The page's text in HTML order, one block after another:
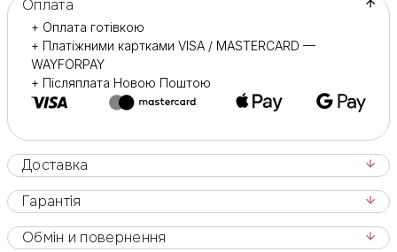
Галузь застосування :
Призначені для професійного використання.
Також для домашніх манікюрно-підкорених процедур.
Оплата
+ Оплата готівкою
+ Платіжними картками VISA / MASTERCARD —
WAYFORPAY
+ Післяплата Новою Поштою
Доставка
Гарантія
Обмін и повернення